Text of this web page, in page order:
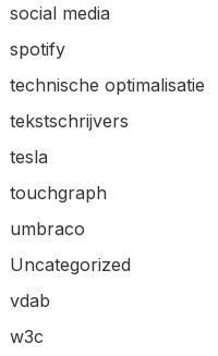
social media
spotify
technische optimalisatie
tekstschrijvers
tesla
touchgraph
umbraco
Uncategorized
vdab
w3c